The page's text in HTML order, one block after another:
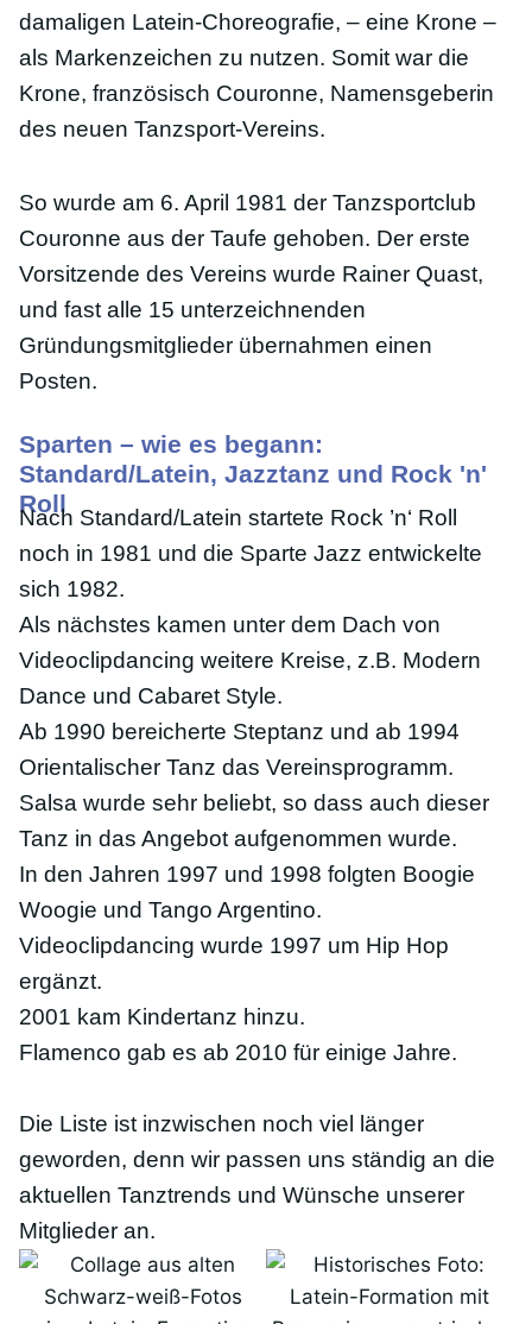
damaligen Latein-Choreografie, – eine Krone –
als Markenzeichen zu nutzen. Somit war die
Krone, französisch Couronne, Namensgeberin
des neuen Tanzsport-Vereins.
So wurde am 6. April 1981 der Tanzsportclub
Couronne aus der Taufe gehoben. Der erste
Vorsitzende des Vereins wurde Rainer Quast,
und fast alle 15 unterzeichnenden
Gründungsmitglieder übernahmen einen
Posten.
Sparten – wie es begann:
Standard/Latein, Jazztanz und Rock 'n'
Roll
Nach Standard/Latein startete Rock ’n‘ Roll
noch in 1981 und die Sparte Jazz entwickelte
sich 1982.
Als nächstes kamen unter dem Dach von
Videoclipdancing weitere Kreise, z.B. Modern
Dance und Cabaret Style.
Ab 1990 bereicherte Steptanz und ab 1994
Orientalischer Tanz das Vereinsprogramm.
Salsa wurde sehr beliebt, so dass auch dieser
Tanz in das Angebot aufgenommen wurde.
In den Jahren 1997 und 1998 folgten Boogie
Woogie und Tango Argentino.
Videoclipdancing wurde 1997 um Hip Hop
ergänzt.
2001 kam Kindertanz hinzu.
Flamenco gab es ab 2010 für einige Jahre.
Die Liste ist inzwischen noch viel länger
geworden, denn wir passen uns ständig an die
aktuellen Tanztrends und Wünsche unserer
Mitglieder an.